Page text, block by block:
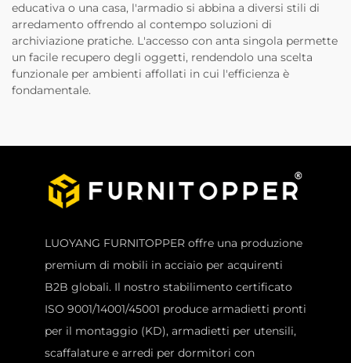
educativa o una casa, l'armadio si abbina a diversi stili di
arredamento offrendo al contempo soluzioni di
archiviazione pratiche. L'accesso con anta singola permette
un facile recupero degli oggetti, rendendolo una scelta
funzionale per ambienti affollati in cui l'efficienza è
fondamentale.
LUOYANG FURNITOPPER offre una produzione
premium di mobili in acciaio per acquirenti
B2B globali. Il nostro stabilimento certificato
ISO 9001/14001/45001 produce armadietti pronti
per il montaggio (KD), armadietti per utensili,
scaffalature e arredi per dormitori con